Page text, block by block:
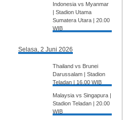
Indonesia vs Myanmar
| Stadion Utama
Sumatera Utara | 20.00
WIB
Selasa, 2 Juni 2026
Thailand vs Brunei
Darussalam | Stadion
Teladan | 16.00 WIB
Malaysia vs Singapura |
Stadion Teladan | 20.00
WIB